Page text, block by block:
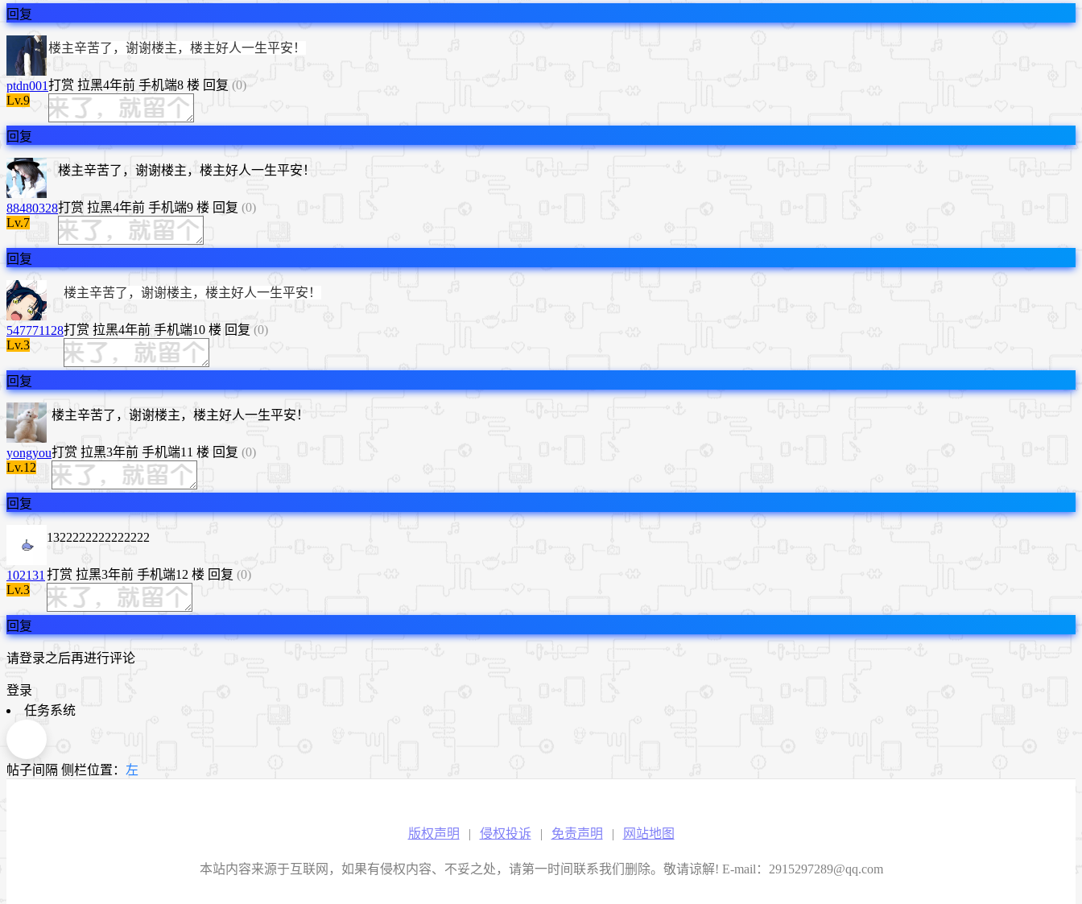
回复
ptdn001
Lv.9
楼主辛苦了，谢谢楼主，楼主好人一生平安！
打赏 拉黑4年前 手机端8 楼 回复 (0)
回复
88480328
Lv.7
楼主辛苦了，谢谢楼主，楼主好人一生平安！
打赏 拉黑4年前 手机端9 楼 回复 (0)
回复
547771128
Lv.3
楼主辛苦了，谢谢楼主，楼主好人一生平安！
打赏 拉黑4年前 手机端10 楼 回复 (0)
回复
yongyou
Lv.12
楼主辛苦了，谢谢楼主，楼主好人一生平安！
打赏 拉黑3年前 手机端11 楼 回复 (0)
回复
102131
Lv.3
1322222222222222
打赏 拉黑3年前 手机端12 楼 回复 (0)
回复
请登录之后再进行评论
登录
任务系统
帖子间隔 侧栏位置： 左
版权声明 | 侵权投诉 | 免责声明 | 网站地图
本站内容来源于互联网，如果有侵权内容、不妥之处，请第一时间联系我们删除。敬请谅解! E-mail：2915297289@qq.com